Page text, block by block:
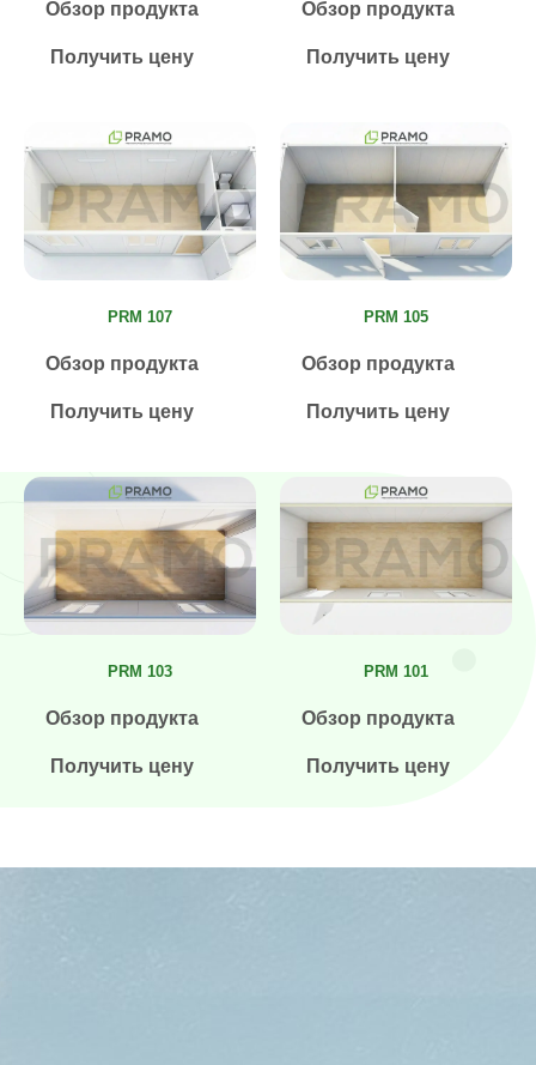
Обзор продукта
Получить цену
Обзор продукта
Получить цену
PRM 107
Обзор продукта
Получить цену
PRM 105
Обзор продукта
Получить цену
PRM 103
Обзор продукта
Получить цену
PRM 101
Обзор продукта
Получить цену